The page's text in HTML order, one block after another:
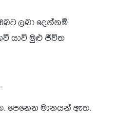
ලබා දෙන්නම්
යාවි මුළු ජීවිත
පෙනෙන මානයන් ඇත.